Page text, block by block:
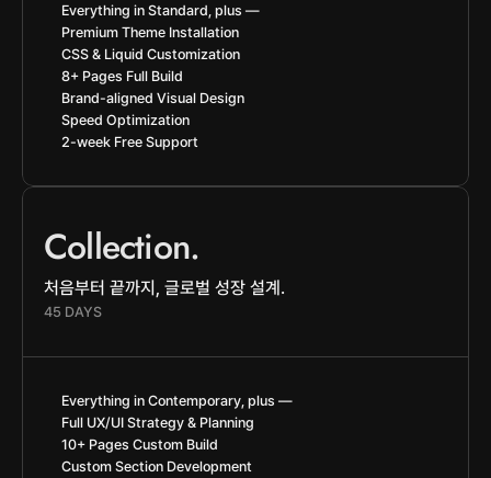
Everything in Standard, plus —
Premium Theme Installation
CSS & Liquid Customization
8+ Pages Full Build
Brand-aligned Visual Design
Speed Optimization
2-week Free Support
Collection.
처음부터 끝까지, 글로벌 성장 설계.
45 DAYS
Everything in Contemporary, plus —
Full UX/UI Strategy & Planning
10+ Pages Custom Build
Custom Section Development